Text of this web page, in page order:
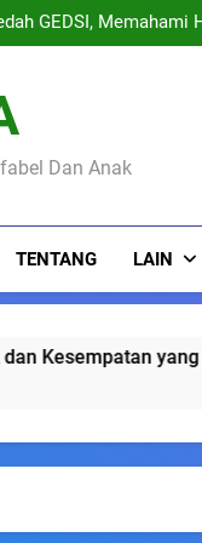
GEDSI, Memahami
Bareng Warga : Ruang
GEDSI, Memahami
Bareng Warga : Ruang
Dan Anak
TENTANG LAIN
yang